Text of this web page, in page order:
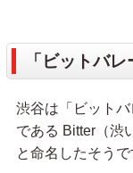
「ビットバ
渋谷は「ビット
である Bitter（渋
と命名したそうで